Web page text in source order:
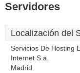
Servidores
Localización del
Servicios De Hosting
Internet S.a.
Madrid